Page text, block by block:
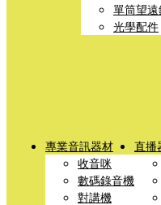
單筒望遠
光學配件
專業音訊器材
收音咪
數碼錄音機
對講機
直播